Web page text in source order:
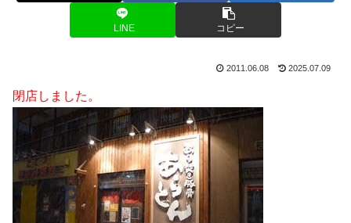
LINE コピー
2011.06.08 2025.07.09
閉店しました。